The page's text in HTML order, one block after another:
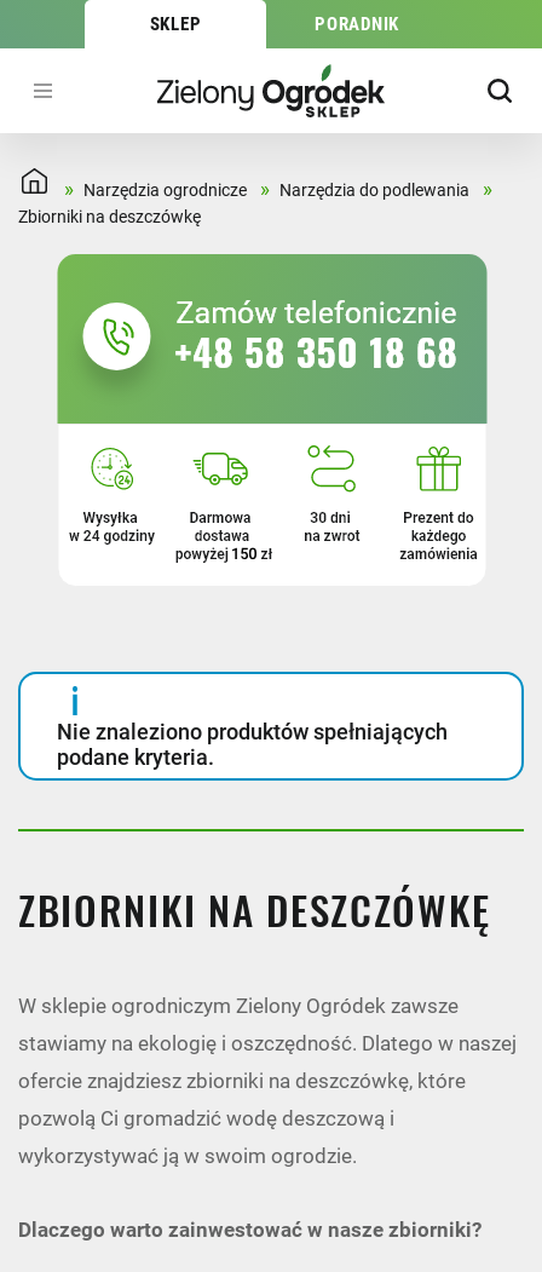
SKLEP PORADNIK
» Narzędzia ogrodnicze » Narzędzia do podlewania »
Zbiorniki na deszczówkę
Nie znaleziono produktów spełniających
podane kryteria.
ZBIORNIKI NA DESZCZÓWKĘ
W sklepie ogrodniczym Zielony Ogródek zawsze
stawiamy na ekologię i oszczędność. Dlatego w naszej
ofercie znajdziesz zbiorniki na deszczówkę, które
pozwolą Ci gromadzić wodę deszczową i
wykorzystywać ją w swoim ogrodzie.
Dlaczego warto zainwestować w nasze zbiorniki?